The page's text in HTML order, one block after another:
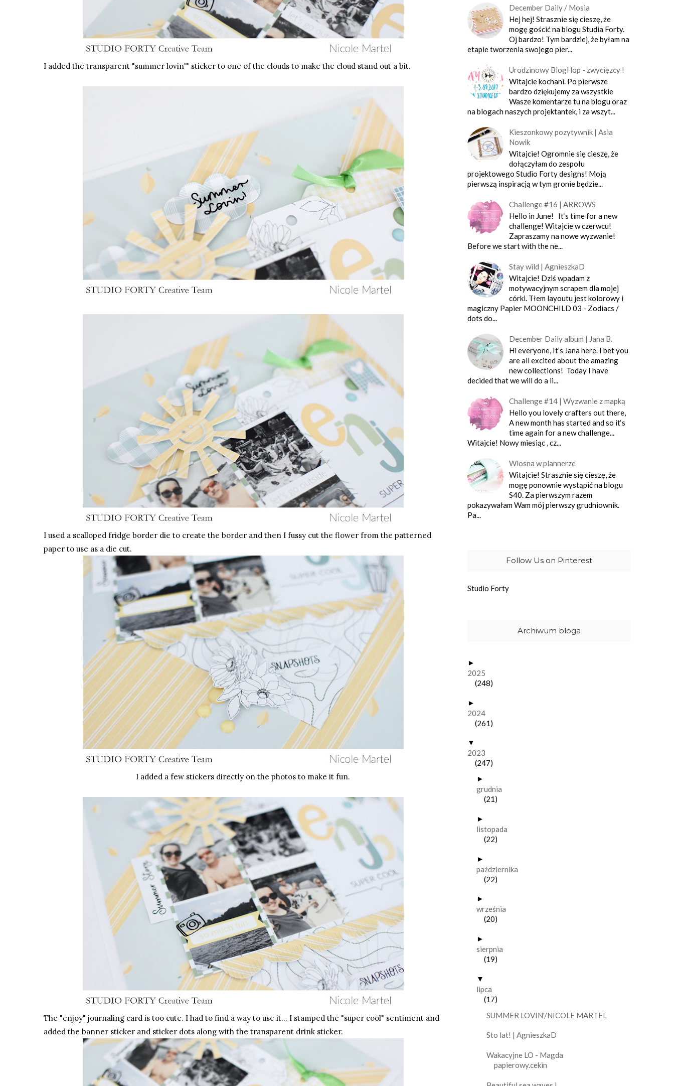
I added the transparent "summer lovin'" sticker to one of the clouds to make the cloud stand out a bit.
I used a scalloped fridge border die to create the border and then I fussy cut the flower from the patterned
paper to use as a die cut.
I added a few stickers directly on the photos to make it fun.
The "enjoy" journaling card is too cute. I had to find a way to use it... I stamped the "super cool" sentiment and
added the banner sticker and sticker dots along with the transparent drink sticker.
December Daily / Mosia
Hej hej! Strasznie się cieszę, że
mogę gościć na blogu Studia Forty.
Oj bardzo! Tym bardziej, że byłam na
etapie tworzenia swojego pier...
Urodzinowy BlogHop - zwycięzcy !
Witajcie kochani. Po pierwsze
bardzo dziękujemy za wszystkie
Wasze komentarze tu na blogu oraz
na blogach naszych projektantek, i za wszyt...
Kieszonkowy pozytywnik | Asia
Nowik
Witajcie! Ogromnie się cieszę, że
dołączyłam do zespołu
projektowego Studio Forty designs! Moją
pierwszą inspiracją w tym gronie będzie...
Challenge #16 | ARROWS
Hello in June! It‘s time for a new
challenge! Witajcie w czerwcu!
Zapraszamy na nowe wyzwanie!
Before we start with the ne...
Stay wild | AgnieszkaD
Witajcie! Dziś wpadam z
motywacyjnym scrapem dla mojej
córki. Tłem layoutu jest kolorowy i
magiczny Papier MOONCHILD 03 - Zodiacs /
dots do...
December Daily album | Jana B.
Hi everyone, It’s Jana here. I bet you
are all excited about the amazing
new collections! Today I have
decided that we will do a li...
Challenge #14 | Wyzwanie z mapką
Hello you lovely crafters out there,
A new month has started and so it‘s
time again for a new challenge...
Witajcie! Nowy miesiąc , cz...
Wiosna w plannerze
Witajcie! Strasznie się cieszę, że
mogę ponownie wystąpić na blogu
S40. Za pierwszym razem
pokazywałam Wam mój pierwszy grudniownik.
Pa...
Follow Us on Pinterest
Studio Forty
Archiwum bloga
►
2025
(248)
►
2024
(261)
▼
2023
(247)
►
grudnia
(21)
►
listopada
(22)
►
października
(22)
►
września
(20)
►
sierpnia
(19)
▼
lipca
(17)
SUMMER LOVIN'/NICOLE MARTEL
Sto lat! | AgnieszkaD
Wakacyjne LO - Magda
papierowy.cekin